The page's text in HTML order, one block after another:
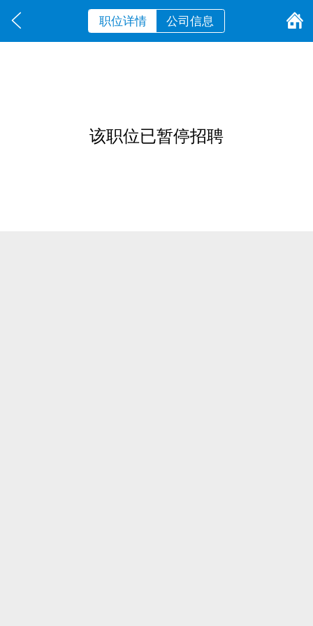
职位详情 公司信息
该职位已暂停招聘